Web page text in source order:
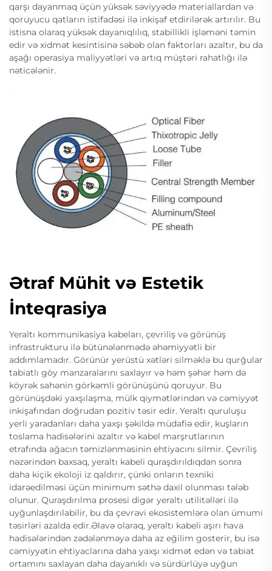
qarşı dayanmaq üçün yüksək səviyyədə materiallardan və
qoruyucu qatların istifadəsi ilə inkişaf etdirilərək artırılır. Bu
istisna olaraq yüksək dayanıqlılıq, stabillikli işləməni təmin
edir və xidmət kesintisinə səbəb olan faktorları azaltır, bu da
aşağı operasiya maliyyətləri və artıq müştəri rahatlığı ilə
nəticələnir.
Ətraf Mühit və Estetik
İnteqrasiya
Yeraltı kommunikasiya kabeları, çevriliş və görünüş
infrastrukturu ilə bütünələnmədə əhəmiyyətli bir
addımlamadır. Görünür yerüstü xətləri silməklə bu qurğular
tabiatlı göy manzaralarını saxlayır və həm şəhər həm də
köyrək sahənin görkəmli görünüşünü qoruyur. Bu
görünüşdəki yaxşılaşma, mülk qiymətlərindən və cəmiyyət
inkişafından doğrudan pozitiv təsir edir. Yeraltı quruluşu
yerli yaradanları daha yaxşı şəkildə müdafiə edir, kuşların
toslama hadisələrini azaltır və kabel marşrutlarının
etrafında ağacın təmizlənməsinin ehtiyacını silmir. Çevriliş
nəzərindən baxsaq, yeraltı kabeli quraşdırıldıqdan sonra
daha kiçik ekoloji iz qaldırır, çünki onların texniki
idarəedilməsi üçün minimum səthə daxil olunması tələb
olunur. Quraşdırılma prosesi digər yeraltı utilitəlləri ilə
uyğunlaşdırılabilir, bu da çevrəvi ekosistemlərə olan ümumi
təsirləri azalda edir.Əlavə olaraq, yeraltı kabeli aşırı hava
hadisələrindən zədələnməyə daha az eğilim gosterir, bu isə
cəmiyyətin ehtiyaclarına daha yaxşı xidmət edən və tabiat
ortamını saxlayan daha dayanıklı və sürdürlüyə uyğun